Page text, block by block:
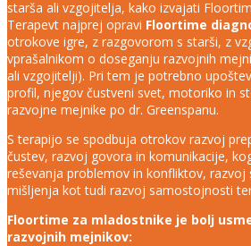
starša ali vzgojitelja, kako izvajati
Terapevt najprej opravi Floortime
otrokove igre, z razgovorom s starši, z
vprašalnikom o doseganju razvojnih
ali vzgojitelji). Pri tem je potrebno
profil, njegov čustveni svet, motoriko in
razvojne mejnike po dr. Greenspanu.
S terapijo se spodbuja otrokov razvoj
čustev, razvoj govora in komunikacije,
reševanja problemov in konfliktov, razvoj
mišljenja kot tudi razvoj samostojnosti
Floortime za mladostnike je bolj
razvojnih mejnikov: